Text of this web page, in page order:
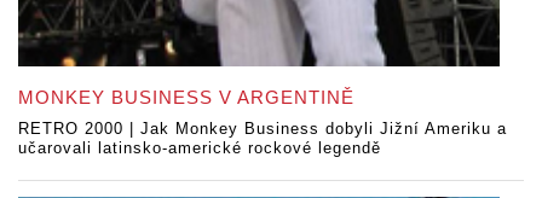
MONKEY BUSINESS V ARGENTINĚ
RETRO 2000 | Jak Monkey Business dobyli Jižní Ameriku a
učarovali latinsko-americké rockové legendě